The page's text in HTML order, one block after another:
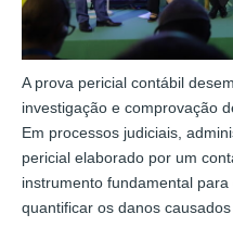
A prova pericial contábil
investigação e comprovação
Em processos judiciais,
pericial elaborado por um
instrumento fundamental
quantificar os danos